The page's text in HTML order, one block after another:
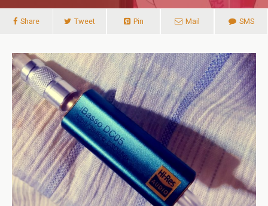
Share Tweet Pin Mail SMS